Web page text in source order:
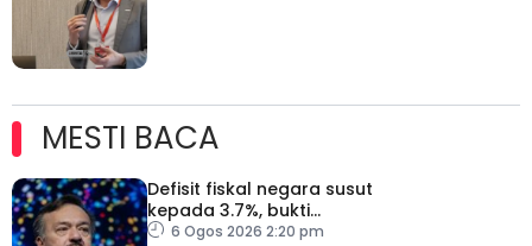
MESTI BACA
Defisit fiskal negara susut
kepada 3.7%, bukti
keyakinan pelabur masih
6 Ogos 2026 2:20 pm